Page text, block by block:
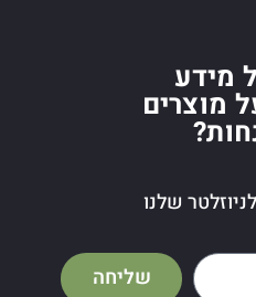
מידע
מוצרים
שלנו
שליחה